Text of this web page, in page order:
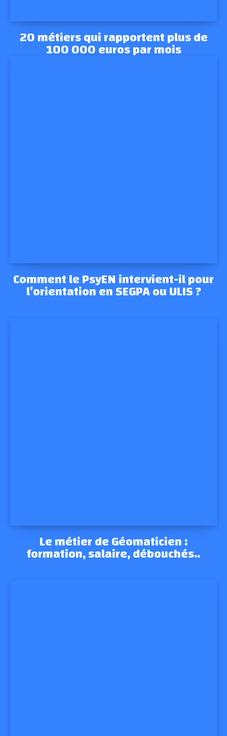
20 métiers qui rapportent plus de
100 000 euros par mois
Comment le PsyEN intervient-il pour
l’orientation en SEGPA ou ULIS ?
Le métier de Géomaticien :
formation, salaire, débouchés..